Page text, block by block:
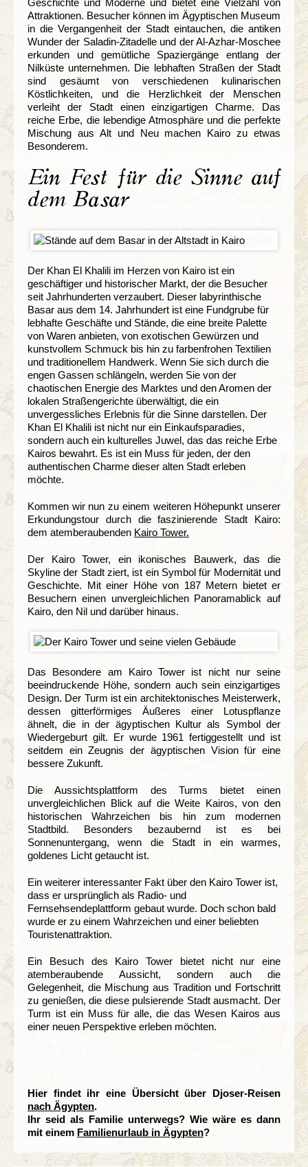
Attraktionen. Besucher können im Ägyptischen Museum
in die Vergangenheit der Stadt eintauchen, die antiken
Wunder der Saladin-Zitadelle und der Al-Azhar-Moschee
erkunden und gemütliche Spaziergänge entlang der
Nilküste unternehmen. Die lebhaften Straßen der Stadt
sind gesäumt von verschiedenen kulinarischen
Köstlichkeiten, und die Herzlichkeit der Menschen
verleiht der Stadt einen einzigartigen Charme. Das
reiche Erbe, die lebendige Atmosphäre und die perfekte
Mischung aus Alt und Neu machen Kairo zu etwas
Besonderem.
Ein Fest für die Sinne auf
dem Basar
Der Khan El Khalili im Herzen von Kairo ist ein
geschäftiger und historischer Markt, der die Besucher
seit Jahrhunderten verzaubert. Dieser labyrinthische
Basar aus dem 14. Jahrhundert ist eine Fundgrube für
lebhafte Geschäfte und Stände, die eine breite Palette
von Waren anbieten, von exotischen Gewürzen und
kunstvollem Schmuck bis hin zu farbenfrohen Textilien
und traditionellem Handwerk. Wenn Sie sich durch die
engen Gassen schlängeln, werden Sie von der
chaotischen Energie des Marktes und den Aromen der
lokalen Straßengerichte überwältigt, die ein
unvergessliches Erlebnis für die Sinne darstellen. Der
Khan El Khalili ist nicht nur ein Einkaufsparadies,
sondern auch ein kulturelles Juwel, das das reiche Erbe
Kairos bewahrt. Es ist ein Muss für jeden, der den
authentischen Charme dieser alten Stadt erleben
möchte.
Kommen wir nun zu einem weiteren Höhepunkt unserer
Erkundungstour durch die faszinierende Stadt Kairo:
dem atemberaubenden Kairo Tower.
Der Kairo Tower, ein ikonisches Bauwerk, das die
Skyline der Stadt ziert, ist ein Symbol für Modernität und
Geschichte. Mit einer Höhe von 187 Metern bietet er
Besuchern einen unvergleichlichen Panoramablick auf
Kairo, den Nil und darüber hinaus.
Das Besondere am Kairo Tower ist nicht nur seine
beeindruckende Höhe, sondern auch sein einzigartiges
Design. Der Turm ist ein architektonisches Meisterwerk,
dessen gitterförmiges Äußeres einer Lotuspflanze
ähnelt, die in der ägyptischen Kultur als Symbol der
Wiedergeburt gilt. Er wurde 1961 fertiggestellt und ist
seitdem ein Zeugnis der ägyptischen Vision für eine
bessere Zukunft.
Die Aussichtsplattform des Turms bietet einen
unvergleichlichen Blick auf die Weite Kairos, von den
historischen Wahrzeichen bis hin zum modernen
Stadtbild. Besonders bezaubernd ist es bei
Sonnenuntergang, wenn die Stadt in ein warmes,
goldenes Licht getaucht ist.
Ein weiterer interessanter Fakt über den Kairo Tower ist,
dass er ursprünglich als Radio- und
Fernsehsendeplattform gebaut wurde. Doch schon bald
wurde er zu einem Wahrzeichen und einer beliebten
Touristenattraktion.
Ein Besuch des Kairo Tower bietet nicht nur eine
atemberaubende Aussicht, sondern auch die
Gelegenheit, die Mischung aus Tradition und Fortschritt
zu genießen, die diese pulsierende Stadt ausmacht. Der
Turm ist ein Muss für alle, die das Wesen Kairos aus
einer neuen Perspektive erleben möchten.
Hier findet ihr eine Übersicht über Djoser-Reisen
nach Ägypten.
Ihr seid als Familie unterwegs? Wie wäre es dann
mit einem Familienurlaub in Ägypten?